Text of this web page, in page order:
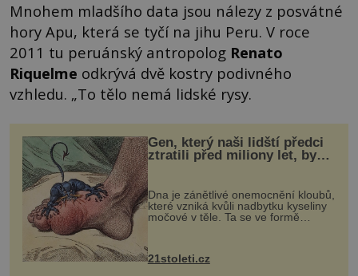
Mnohem mladšího data jsou nálezy z posvátné
hory Apu, která se tyčí na jihu Peru. V roce
2011 tu peruánský antropolog Renato
Riquelme odkrývá dvě kostry podivného
vzhledu. „To tělo nemá lidské rysy.
Gen, který naši lidští předci
ztratili před miliony let, by
mohl pomoci s léčbou
„nemoci králů“
Dna je zánětlivé onemocnění kloubů,
které vzniká kvůli nadbytku kyseliny
močové v těle. Ta se ve formě
nohou, a způsobuje bole...
21stoleti.cz